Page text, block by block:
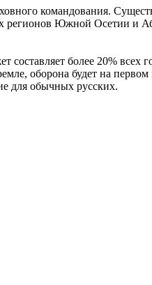
командования.
регионов Южной Осетии и
более 20% всех
оборона будет на
для обычных русских.